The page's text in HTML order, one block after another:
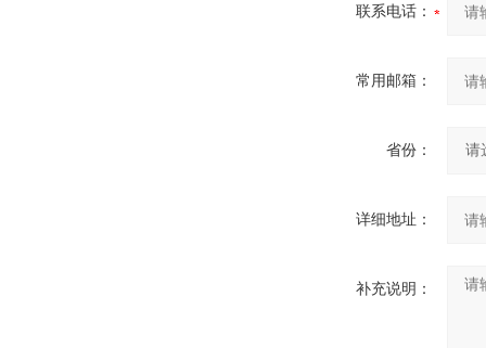
联系电话：
常用邮箱：
省份：
详细地址：
补充说明：